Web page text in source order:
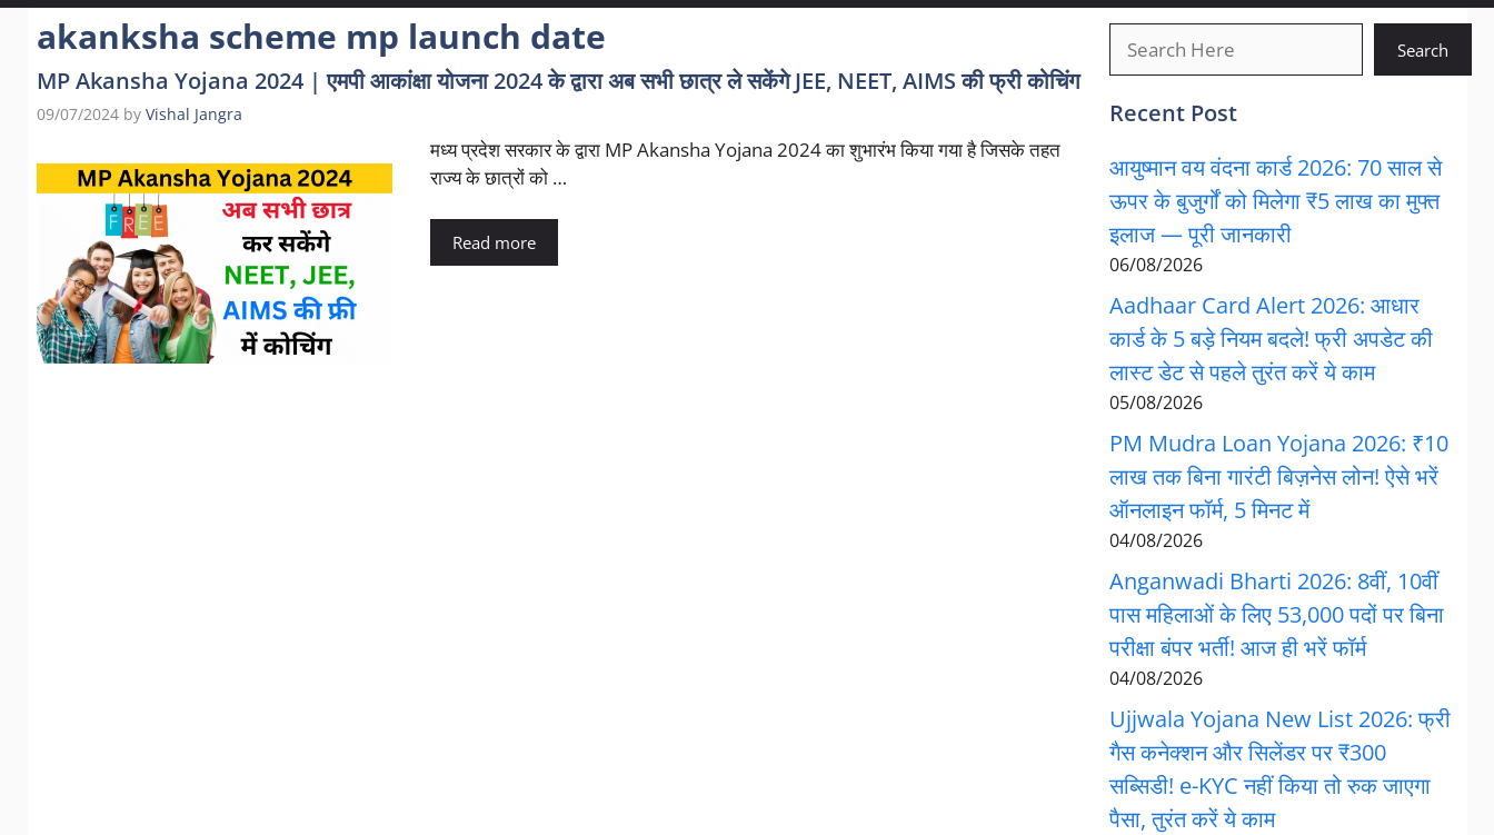
akanksha scheme mp launch date
MP Akansha Yojana 2024 | एमपी आकांक्षा योजना 2024 के द्वारा अब सभी छात्र ले सकेंगे JEE, NEET, AIMS की फ्री कोचिंग
09/07/2024 by Vishal Jangra
मध्य प्रदेश सरकार के द्वारा MP Akansha Yojana 2024 का शुभारंभ किया गया है जिसके तहत
राज्य के छात्रों को …
Read more
Search
Recent Post
आयुष्मान वय वंदना कार्ड 2026: 70 साल से
ऊपर के बुजुर्गों को मिलेगा ₹5 लाख का मुफ्त
इलाज — पूरी जानकारी
06/08/2026
Aadhaar Card Alert 2026: आधार
कार्ड के 5 बड़े नियम बदले! फ्री अपडेट की
लास्ट डेट से पहले तुरंत करें ये काम
05/08/2026
PM Mudra Loan Yojana 2026: ₹10
लाख तक बिना गारंटी बिज़नेस लोन! ऐसे भरें
ऑनलाइन फॉर्म, 5 मिनट में
04/08/2026
Anganwadi Bharti 2026: 8वीं, 10वीं
पास महिलाओं के लिए 53,000 पदों पर बिना
परीक्षा बंपर भर्ती! आज ही भरें फॉर्म
04/08/2026
Ujjwala Yojana New List 2026: फ्री
गैस कनेक्शन और सिलेंडर पर ₹300
सब्सिडी! e-KYC नहीं किया तो रुक जाएगा
पैसा, तुरंत करें ये काम